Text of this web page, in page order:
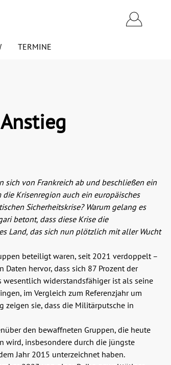
NARTHEX
Polemics
EINSENDUNG VON
MANUSKRIPTEN
TERMINE
sich von Frankreich ab und beschließen ein
Krisenregion auch ein europäisches
Sicherheitskrise? Warum gelang es
betont, dass diese Krise die
Land, das sich nun plötzlich mit aller Wucht
beteiligt waren, seit 2021 verdoppelt –
hervor, dass sich 87 Prozent der
wesentlich widerstandsfähiger ist als seine
im Vergleich zum Referenzjahr um
zeigen sie, dass die Militärputsche in
den bewaffneten Gruppen, die heute
wird, insbesondere durch die jüngste
Jahr 2015 unterzeichnet haben.